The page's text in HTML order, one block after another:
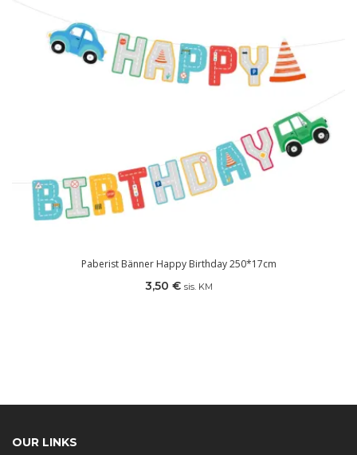
Paberist Bänner Happy Birthday 250*17cm
3,50 € sis. KM
OUR LINKS